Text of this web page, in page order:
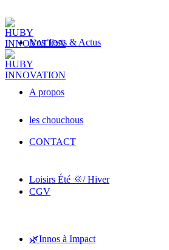
Nos Tests & Actus
A propos
CONTACT
CGV
les chouchous
Loisirs Été 🌞/ Hiver
🌿Innos à Impact